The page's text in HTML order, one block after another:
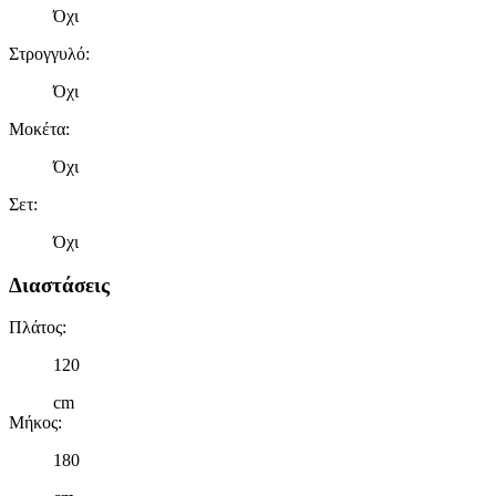
Όχι
Στρογγυλό:
Όχι
Μοκέτα:
Όχι
Σετ:
Όχι
Διαστάσεις
Πλάτος:
120
cm
Μήκος:
180